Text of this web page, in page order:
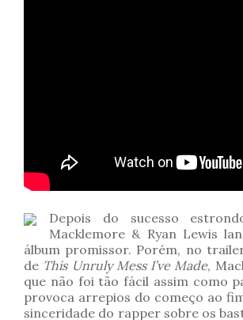
Depois do sucesso
Macklemore & Ryan Lewis
álbum promissor. Porém, no
de This Unruly Mess I’ve Made,
que não foi tão fácil assim como
provoca arrepios do começo ao
sinceridade do rapper sobre os